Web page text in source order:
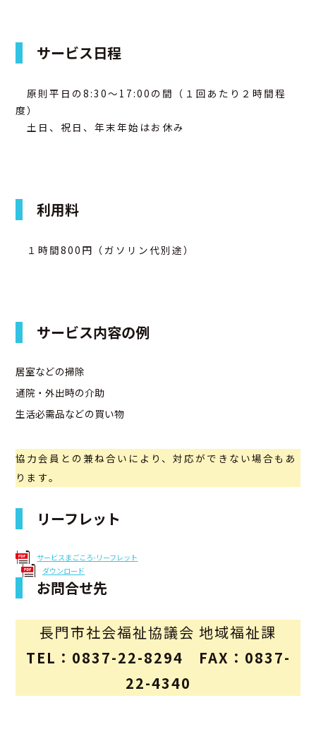
サービス日程
原則平日の8:30～17:00の間（１回あたり２時間程
度）
土日、祝日、年末年始はお休み
利用料
１時間800円（ガソリン代別途）
サービス内容の例
居室などの掃除
通院・外出時の介助
生活必需品などの買い物
協力会員との兼ね合いにより、対応ができない場合もあ
ります。
リーフレット
サービスまごころ-リーフレット
ダウンロード
お問合せ先
長門市社会福祉協議会 地域福祉課
TEL：0837-22-8294 FAX：0837-
22-4340